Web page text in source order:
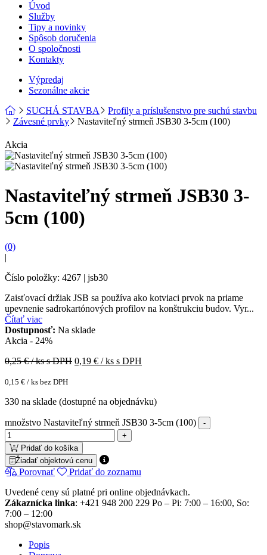
Úvod
Služby
Tipy a novinky
Spôsob doručenia
O spoločnosti
Kontakty
Výpredaj
Sezonálne akcie
SUCHÁ STAVBA
Profily a príslušenstvo pre suchú stavbu
Závesné prvky
Nastaviteľný strmeň JSB30 3-5cm (100)
Akcia
Nastaviteľný strmeň JSB30 3-
5cm (100)
(0)
|
Číslo položky: 4267 | jsb30
Zaisťovací držiak JSB sa používa ako kotviaci prvok na priame
upevnenie sadrokartónových profilov na konštrukciu budov. Vyr...
Čítať viac
Dostupnosť: Na sklade
Akcia - 24%
0,25€ / ks s DPH 0,19 € / ks s DPH
0,15 € / ks bez DPH
330 na sklade (dostupné na objednávku)
množstvo Nastaviteľný strmeň JSB30 3-5cm (100)
Pridať do košíka
Žiadať objektovú cenu
Porovnať
Pridať do zoznamu
Uvedené ceny sú platné pri online objednávkach.
Zákaznícka linka: +421 948 200 229 Po – Pi: 7:00 – 16:00, So:
7:00 – 12:00
shop@stavomark.sk
Popis